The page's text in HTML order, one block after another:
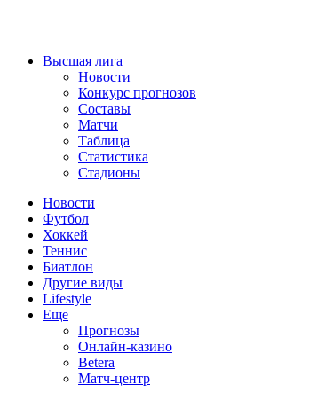
Высшая лига
Новости
Конкурс прогнозов
Составы
Матчи
Таблица
Статистика
Стадионы
Новости
Футбол
Хоккей
Теннис
Биатлон
Другие виды
Lifestyle
Еще
Прогнозы
Онлайн-казино
Betera
Матч-центр